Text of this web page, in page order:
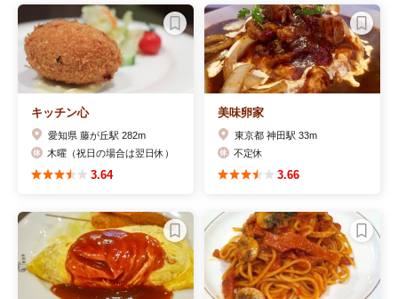
キッチン心
愛知県 藤が丘駅 282m
木曜（祝日の場合は翌日休）
3.64
美味卵家
東京都 神田駅 33m
不定休
3.66